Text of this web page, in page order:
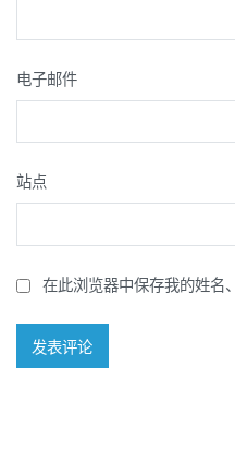
电子邮件
站点
在此浏览器中保存我的姓名